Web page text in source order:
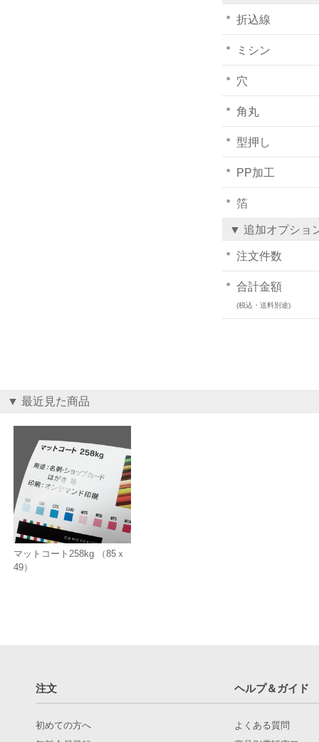
折込線
ミシン
穴
角丸
型押し
PP加工
箔
▼ 追加オプショ
注文件数
合計金額
(税込・送料別途)
▼ 最近見た商品
マットコート258kg （85ｘ
49）
注文 ヘルプ＆ガイド
初めての方へ
よくある質問